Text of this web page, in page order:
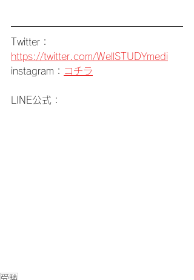
Twitter：
https://twitter.com/WellSTUDYmedi
instagram： コチラ
LINE公式：